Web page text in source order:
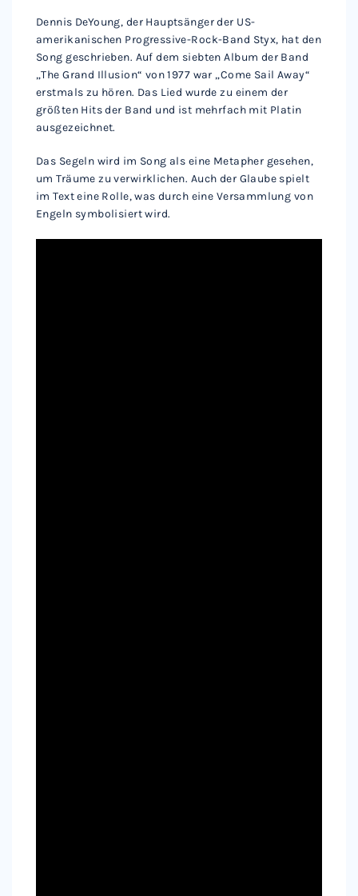
Dennis DeYoung, der Hauptsänger der US-
amerikanischen Progressive-Rock-Band Styx, hat den
Song geschrieben. Auf dem siebten Album der Band
„The Grand Illusion“ von 1977 war „Come Sail Away“
erstmals zu hören. Das Lied wurde zu einem der
größten Hits der Band und ist mehrfach mit Platin
ausgezeichnet.
Das Segeln wird im Song als eine Metapher gesehen,
um Träume zu verwirklichen. Auch der Glaube spielt
im Text eine Rolle, was durch eine Versammlung von
Engeln symbolisiert wird.